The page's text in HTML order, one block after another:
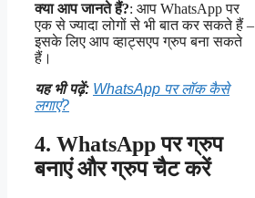
क्या आप जानते हैं?: आप WhatsApp पर
एक से ज्यादा लोगों से भी बात कर सकते हैं –
इसके लिए आप व्हाट्सएप ग्रुप बना सकते
हैं।
यह भी पढ़ें: WhatsApp पर लॉक कैसे
लगाएं?
4. WhatsApp पर ग्रुप
बनाएं और ग्रुप चैट करें